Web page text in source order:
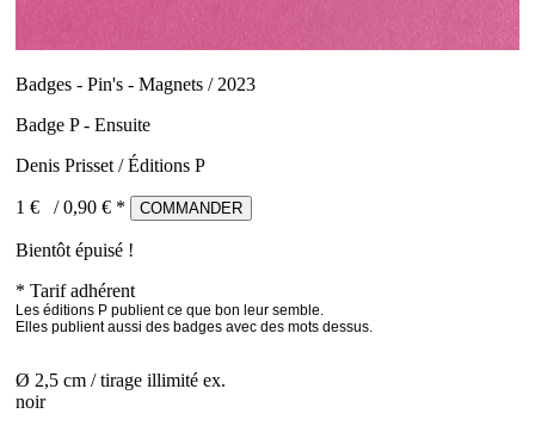
Badges - Pin's - Magnets / 2023
Badge P - Ensuite
Denis Prisset / Éditions P
1 € /0,90 € * COMMANDER
Bientôt épuisé !
* Tarif adhérent
Les éditions P publient ce que bon leur semble.
Elles publient aussi des badges avec des mots dessus.
Ø 2,5 cm / tirage illimité ex.
noir